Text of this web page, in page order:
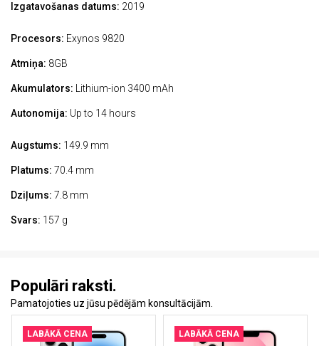
Izgatavošanas datums: 2019
Procesors: Exynos 9820
Atmiņa: 8GB
Akumulators: Lithium-ion 3400 mAh
Autonomija: Up to 14 hours
Augstums: 149.9 mm
Platums: 70.4 mm
Dziļums: 7.8 mm
Svars: 157 g
Populāri raksti.
Pamatojoties uz jūsu pēdējām konsultācijām.
LABĀKĀ CENA LABĀKĀ CENA